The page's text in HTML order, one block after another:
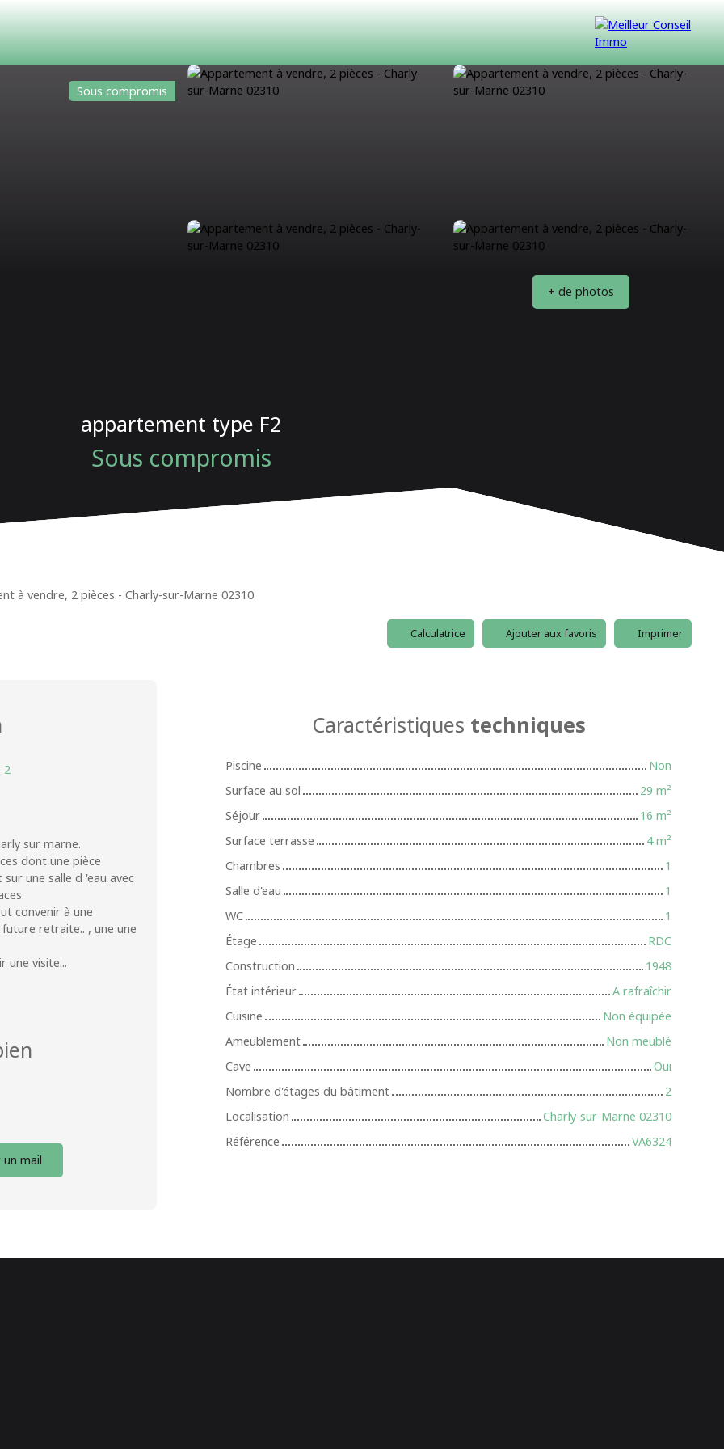
Sous compromis
+ de photos
appartement type F2
Sous compromis
à vendre, 2 pièces - Charly-sur-Marne 02310
Calculatrice Ajouter aux favoris Imprimer
2
sur marne.
dont une pièce
une salle d 'eau avec
convenir à une
retraite.. , une une
une visite...
un mail
Caractéristiques techniques
Piscine
Non
Surface au sol
29 m²
Séjour
16 m²
Surface terrasse
4m²
Chambres
1
Salle d'eau
1
WC
1
Étage
RDC
Construction
1948
État intérieur
A rafraîchir
Cuisine
Non équipée
Ameublement
Non meublé
Cave
Oui
Nombre d'étages du bâtiment
2
Localisation
Charly-sur-Marne 02310
Référence
VA6324